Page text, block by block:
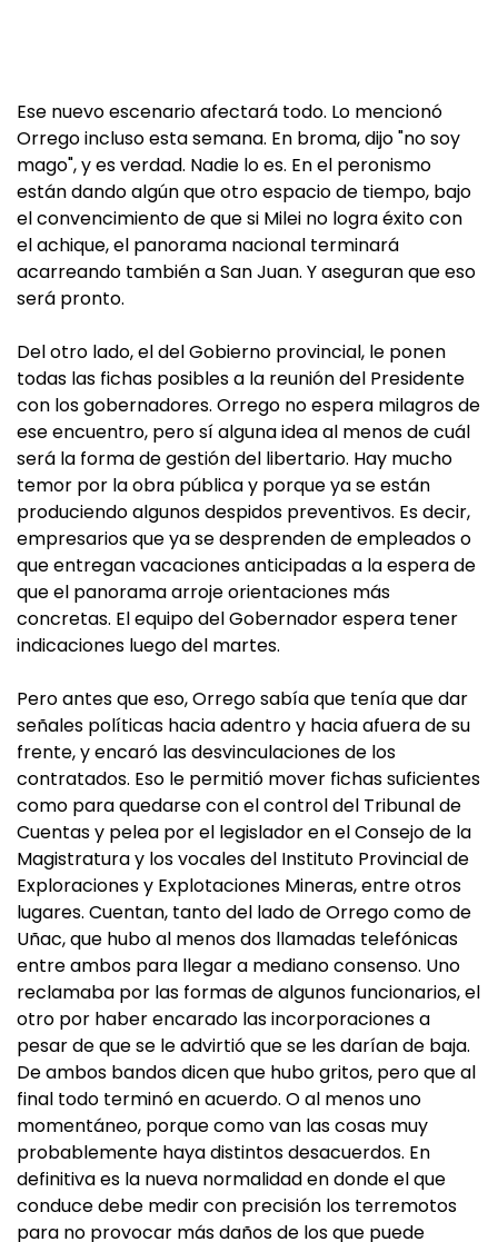
Ese nuevo escenario afectará todo. Lo mencionó
Orrego incluso esta semana. En broma, dijo "no soy
mago", y es verdad. Nadie lo es. En el peronismo
están dando algún que otro espacio de tiempo, bajo
el convencimiento de que si Milei no logra éxito con
el achique, el panorama nacional terminará
acarreando también a San Juan. Y aseguran que eso
será pronto.
Del otro lado, el del Gobierno provincial, le ponen
todas las fichas posibles a la reunión del Presidente
con los gobernadores. Orrego no espera milagros de
ese encuentro, pero sí alguna idea al menos de cuál
será la forma de gestión del libertario. Hay mucho
temor por la obra pública y porque ya se están
produciendo algunos despidos preventivos. Es decir,
empresarios que ya se desprenden de empleados o
que entregan vacaciones anticipadas a la espera de
que el panorama arroje orientaciones más
concretas. El equipo del Gobernador espera tener
indicaciones luego del martes.
Pero antes que eso, Orrego sabía que tenía que dar
señales políticas hacia adentro y hacia afuera de su
frente, y encaró las desvinculaciones de los
contratados. Eso le permitió mover fichas suficientes
como para quedarse con el control del Tribunal de
Cuentas y pelea por el legislador en el Consejo de la
Magistratura y los vocales del Instituto Provincial de
Exploraciones y Explotaciones Mineras, entre otros
lugares. Cuentan, tanto del lado de Orrego como de
Uñac, que hubo al menos dos llamadas telefónicas
entre ambos para llegar a mediano consenso. Uno
reclamaba por las formas de algunos funcionarios, el
otro por haber encarado las incorporaciones a
pesar de que se le advirtió que se les darían de baja.
De ambos bandos dicen que hubo gritos, pero que al
final todo terminó en acuerdo. O al menos uno
momentáneo, porque como van las cosas muy
probablemente haya distintos desacuerdos. En
definitiva es la nueva normalidad en donde el que
conduce debe medir con precisión los terremotos
para no provocar más daños de los que puede